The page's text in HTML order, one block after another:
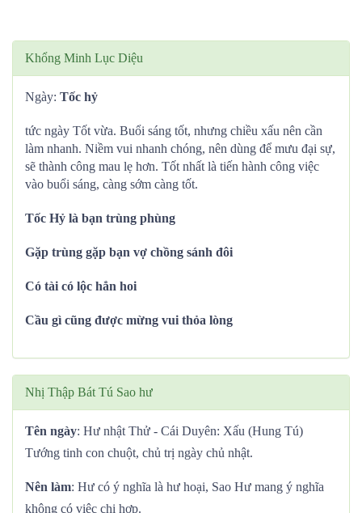
Khổng Minh Lục Diệu
Ngày: Tốc hỷ
tức ngày Tốt vừa. Buổi sáng tốt, nhưng chiều xấu nên cần
làm nhanh. Niềm vui nhanh chóng, nên dùng để mưu đại sự,
sẽ thành công mau lẹ hơn. Tốt nhất là tiến hành công việc
vào buổi sáng, càng sớm càng tốt.
Tốc Hỷ là bạn trùng phùng
Gặp trùng gặp bạn vợ chồng sánh đôi
Có tài có lộc hẳn hoi
Cầu gì cũng được mừng vui thỏa lòng
Nhị Thập Bát Tú Sao hư
Tên ngày: Hư nhật Thử - Cái Duyên: Xấu (Hung Tú)
Tướng tinh con chuột, chủ trị ngày chủ nhật.
Nên làm: Hư có ý nghĩa là hư hoại, Sao Hư mang ý nghĩa
không có việc chi hợp.